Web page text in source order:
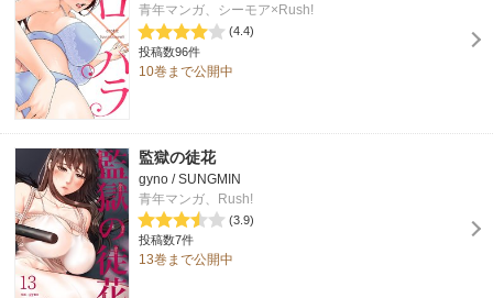
青年マンガ、シーモア×Rush!
(4.4)
投稿数96件
10巻まで公開中
監獄の徒花
gyno / SUNGMIN
青年マンガ、Rush!
(3.9)
投稿数7件
13巻まで公開中